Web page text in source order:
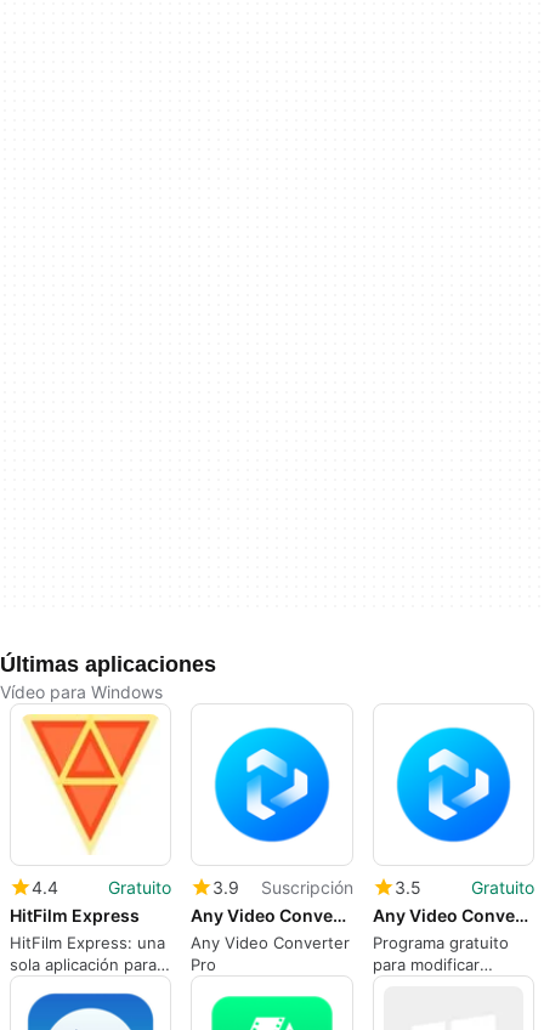
Últimas aplicaciones
Vídeo para Windows
4.4
Gratuito
HitFilm Express
HitFilm Express: una
sola aplicación para
edición y efectos
visuales
3.9
Suscripción
Any Video Converter Pro
Any Video Converter
Pro
3.5
Gratuito
Any Video Converter Free
Programa gratuito
para modificar
formato de archivos